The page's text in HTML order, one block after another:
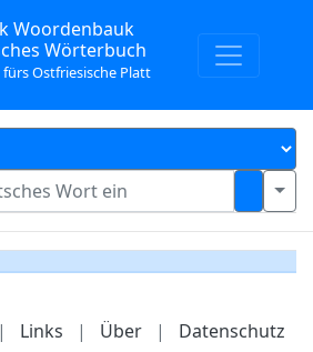
Woordenbauk
Wörterbuch
Ostfriesische Platt
| Links | Über | Datenschutz